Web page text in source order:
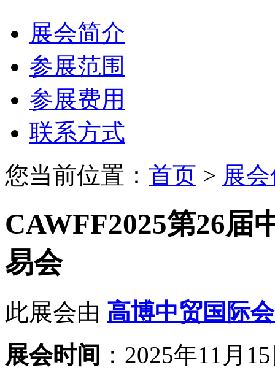
展会简介
参展范围
参展费用
联系方式
您当前位置： 首页 > 展
CAWFF2025第26届
易会
此展会由 高博中贸国际
展会时间 ：2025年11月